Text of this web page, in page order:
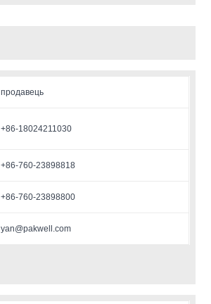
продавець
+86-18024211030
+86-760-23898818
+86-760-23898800
yan@pakwell.com